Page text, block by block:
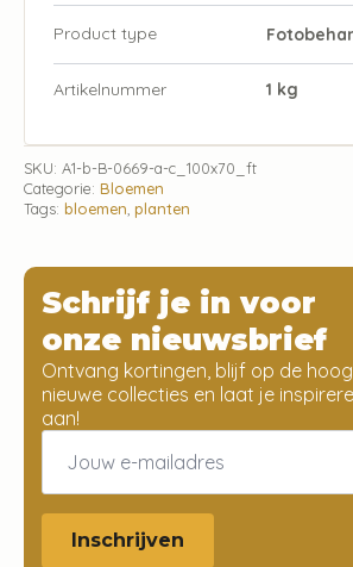
Product type
Artikelnummer 1 kg
SKU: A1-b-B-0669-a-c_100x70_ft
Categorie: Bloemen
Tags: bloemen planten
Schrijf je in voor
onze nieuwsbrief
Ontvang kortingen, blijf op de
nieuwe collecties en laat je
aan!
Email
Inschrijven